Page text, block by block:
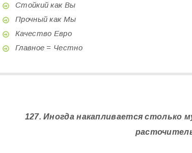
Стойкий как Вы
Прочный как Мы
Качество Евро
Главное = Честно
127. Иногда накапливается столько